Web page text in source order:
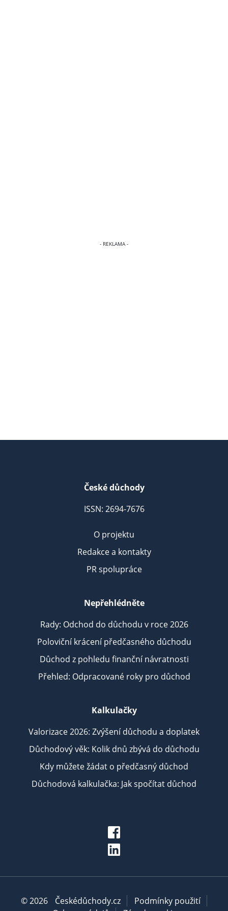
České důchody
ISSN: 2694-7676
O projektu
Redakce a kontakty
PR spolupráce
Nepřehlédněte
Rady: Odchod do důchodu v roce 2026
Poloviční krácení předčasného důchodu
Důchod z pohledu finanční návratnosti
Přehled: Odpracované roky pro důchod
Kalkulačky
Valorizace 2026: Zvýšení důchodu a doplatek
Důchodový věk: Kolik dnů zbývá do důchodu
Kdy můžete žádat o předčasný důchod
Důchodová kalkulačka: Jak spočítat důchod
© 2026 Českédůchody.cz
Podmínky použití